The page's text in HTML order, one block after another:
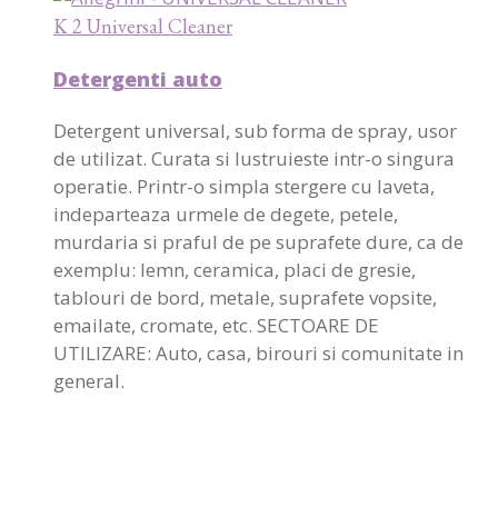
K 2 Universal Cleaner
Detergenti auto
Detergent universal, sub forma de spray, usor
de utilizat. Curata si lustruieste intr-o singura
operatie. Printr-o simpla stergere cu laveta,
indeparteaza urmele de degete, petele,
murdaria si praful de pe suprafete dure, ca de
exemplu: lemn, ceramica, placi de gresie,
tablouri de bord, metale, suprafete vopsite,
emailate, cromate, etc. SECTOARE DE
UTILIZARE: Auto, casa, birouri si comunitate in
general.